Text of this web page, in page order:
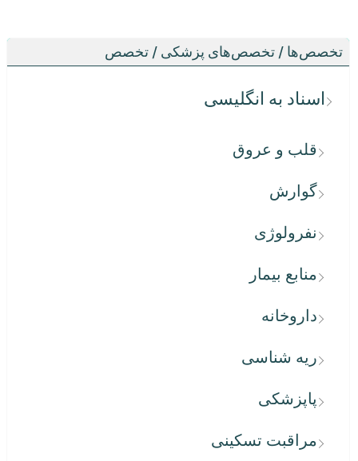
تخصص‌ها / تخصص‌های پزشکی / تخصص
اسناد به انگلیسی
قلب و عروق
گوارش
نفرولوژی
منابع بیمار
داروخانه
ریه شناسی
پاپزشکی
مراقبت تسکینی